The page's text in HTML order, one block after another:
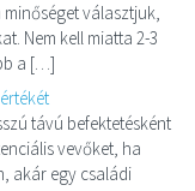
választjuk,
Nem kell miatta 2-3
a […]
távú befektetésként
vevőket, ha
akár egy családi